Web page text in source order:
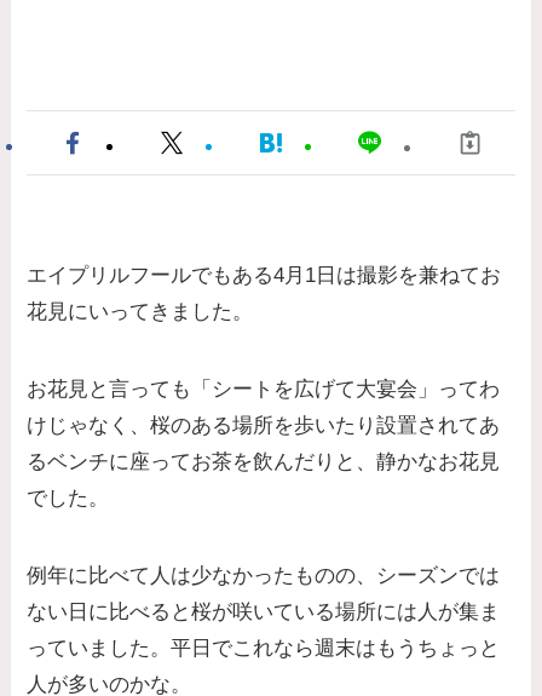
エイプリルフールでもある4月1日は撮影を兼ねてお
花見にいってきました。
お花見と言っても「シートを広げて大宴会」ってわ
けじゃなく、桜のある場所を歩いたり設置されてあ
るベンチに座ってお茶を飲んだりと、静かなお花見
でした。
例年に比べて人は少なかったものの、シーズンでは
ない日に比べると桜が咲いている場所には人が集ま
っていました。平日でこれなら週末はもうちょっと
人が多いのかな。